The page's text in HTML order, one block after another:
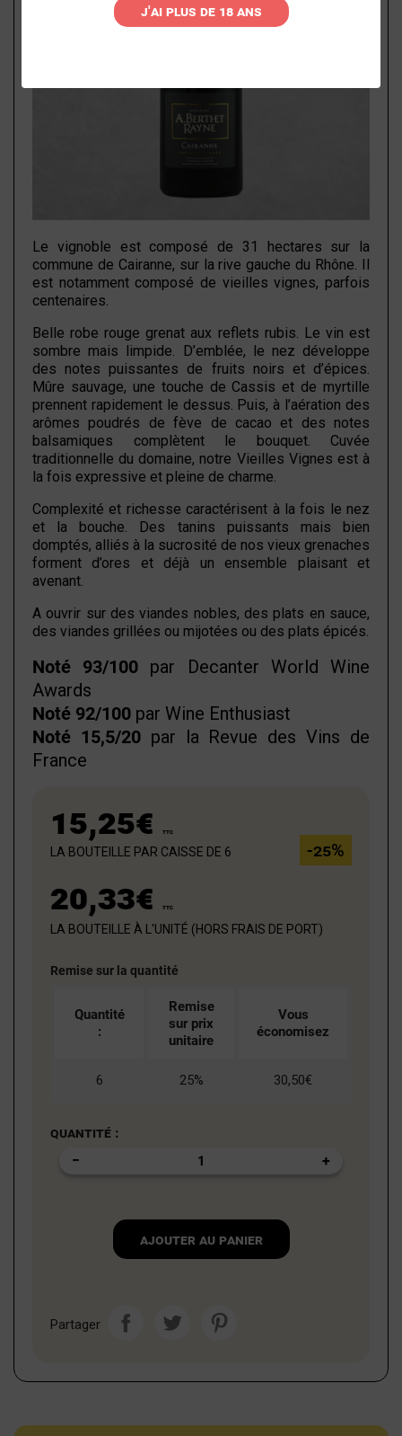
J'ai plus de 18 ans
15,25€ TTC
la bouteille par caisse de 6 -25%
20,33€ TTC
la bouteille à l'unité (hors frais de port)
Remise sur la quantité
Quantité
:
Remise
sur prix
unitaire
Vous
économisez
6 25% 30,50€
Quantité :
Ajouter au panier
Partager
Le vignoble est composé de 31 hectares sur la
commune de Cairanne, sur la rive gauche du Rhône. Il
est notamment composé de vieilles vignes, parfois
centenaires.
Belle robe rouge grenat aux reflets rubis. Le vin est
sombre mais limpide. D’emblée, le nez développe
des notes puissantes de fruits noirs et d’épices.
Mûre sauvage, une touche de Cassis et de myrtille
prennent rapidement le dessus. Puis, à l’aération des
arômes poudrés de fève de cacao et des notes
balsamiques complètent le bouquet. Cuvée
traditionnelle du domaine, notre Vieilles Vignes est à
la fois expressive et pleine de charme.
Complexité et richesse caractérisent à la fois le nez
et la bouche. Des tanins puissants mais bien
domptés, alliés à la sucrosité de nos vieux grenaches
forment d’ores et déjà un ensemble plaisant et
avenant.
A ouvrir sur des viandes nobles, des plats en sauce,
des viandes grillées ou mijotées ou des plats épicés.
Noté 93/100 par Decanter World Wine
Awards
Noté 92/100 par Wine Enthusiast
Noté 15,5/20par la Revue des Vins de
France